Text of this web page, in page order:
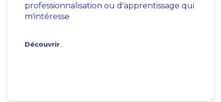
professionnalisation ou d'apprentissage qui
m'intéresse
Découvrir